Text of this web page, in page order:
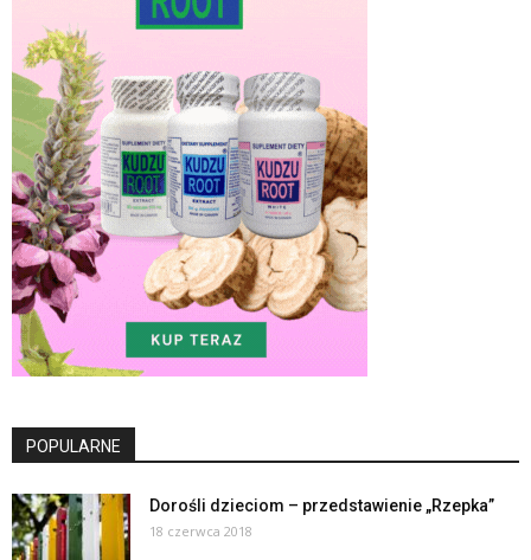
POPULARNE
Dorośli dzieciom – przedstawienie „Rzepka”
18 czerwca 2018